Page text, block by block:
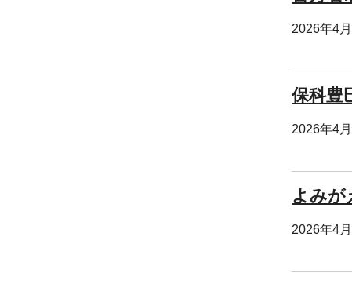
2026年4
保科豊
2026年4
よみが
2026年4